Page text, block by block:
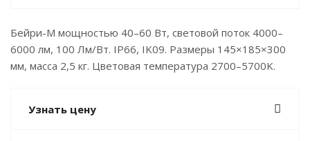
Бейри-M мощностью 40–60 Вт, световой поток 4000–
6000 лм, 100 Лм/Вт. IP66, IK09. Размеры 145×185×300
мм, масса 2,5 кг. Цветовая температура 2700–5700K.
Узнать цену